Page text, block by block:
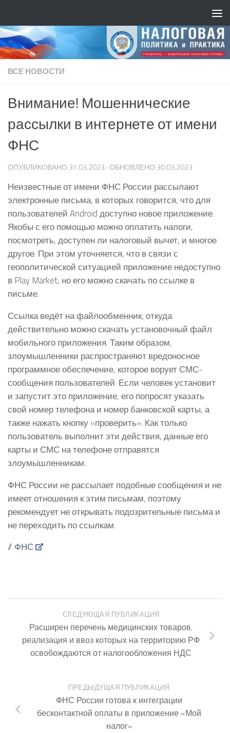
ВСЕ НОВОСТИ
Внимание! Мошеннические
рассылки в интернете от имени
ФНС
ОПУБЛИКОВАНО 31.03.2023 · ОБНОВЛЕНО 30.03.2023
Неизвестные от имени ФНС России рассылают
электронные письма, в которых говорится, что для
пользователей Android доступно новое приложение.
Якобы с его помощью можно оплатить налоги,
посмотреть, доступен ли налоговый вычет, и многое
другое. При этом уточняется, что в связи с
геополитической ситуацией приложение недоступно
в Play Market, но его можно скачать по ссылке в
письме.
Ссылка ведёт на файлообменник, откуда
действительно можно скачать установочный файл
мобильного приложения. Таким образом,
злоумышленники распространяют вредоносное
программное обеспечение, которое ворует СМС-
сообщения пользователей. Если человек установит
и запустит это приложение, его попросят указать
свой номер телефона и номер банковской карты, а
также нажать кнопку «проверить». Как только
пользователь выполнит эти действия, данные его
карты и СМС на телефоне отправятся
злоумышленникам.
ФНС России не рассылает подобные сообщения и не
имеет отношения к этим письмам, поэтому
рекомендует не открывать подозрительные письма и
не переходить по ссылкам.
// ФНС
СЛЕДУЮЩАЯ ПУБЛИКАЦИЯ
Расширен перечень медицинских товаров,
реализация и ввоз которых на территорию РФ
освобождаются от налогообложения НДС
ПРЕДЫДУЩАЯ ПУБЛИКАЦИЯ
ФНС России готова к интеграции
бесконтактной оплаты в приложение «Мой
налог»